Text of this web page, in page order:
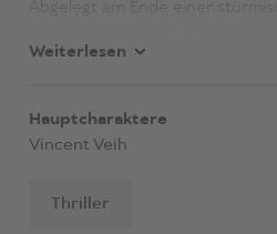
Abgelegt am Ende einer
einander nicht, und doch glaubt
und stößt auf ein Komplott, in
eine bekannte RAF-Terroristin,
Weiterlesen
Hauptcharaktere
Vincent Veih
Thriller